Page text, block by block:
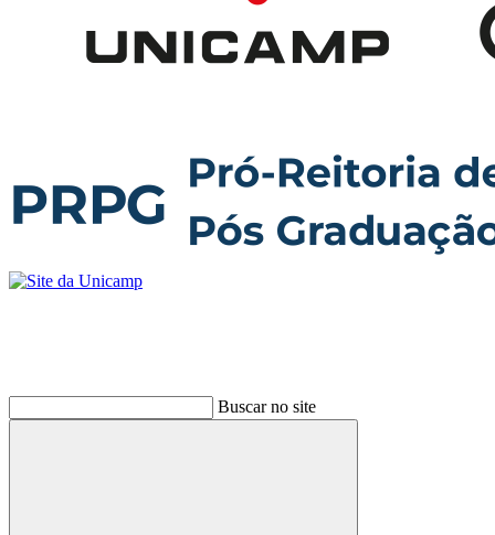
Buscar no site